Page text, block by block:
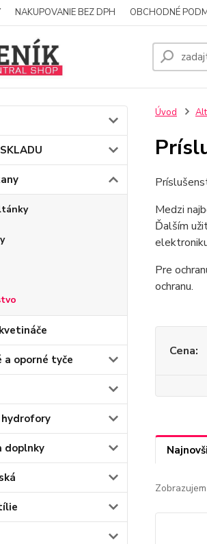
NAKUPOVANIE BEZ DPH OBCHODNÉ
a oporné tyče
doplnky
Úvod
Medzi
Ďalším
Pre
ochranu.
Cena: